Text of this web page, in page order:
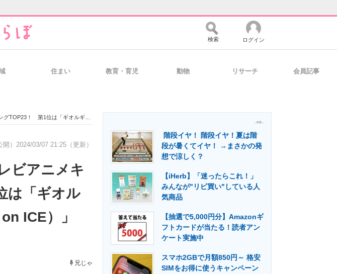
経営リーダーのコミュニティ マーケ×ITの今がよく分かる
製造業のIT導入・活用を支援
エネルギーの専門メディア 建設×テクノロジーの最前線
検索 ログイン
住まい 教育・育児 動物 リサーチ 会員記事
ヴィッチ（ユーリ!!! on ICE）」【2024年最新投票結果】
） 2024/03/07 21:25（更新）
ビアニメキ
は「ギオル
ICE）」
兄じゃ
- PR -
階段イヤ！ 階段イヤ！夏は階
段が暑くてイヤ！ →まさかの発
想で涼しく？
【iHerb】「迷ったらこれ！」
みんなが"リピ買い"している人
気商品
【抽選で5,000円分】Amazonギ
フトカードが当たる！読者アン
ケート実施中
スマホ2GBで月額850円～ 格安
SIMをお得に使うキャンペーン